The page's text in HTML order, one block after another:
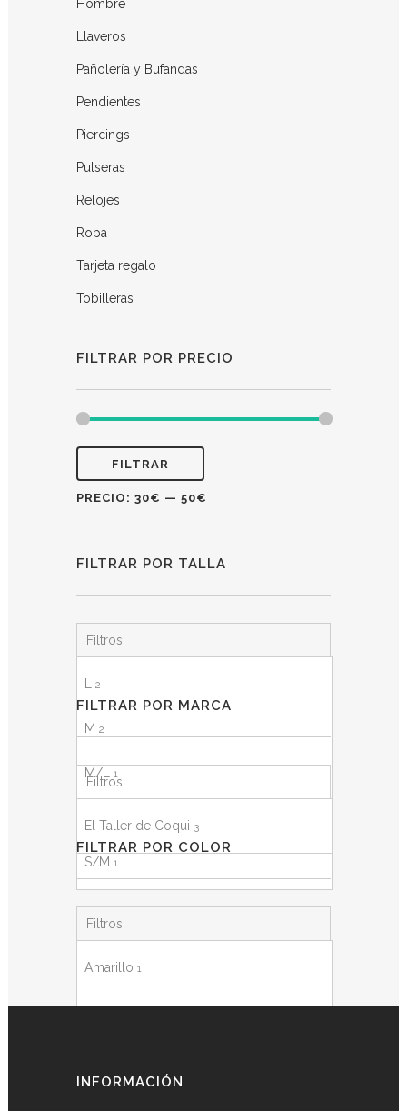
Hombre
Llaveros
Pañolería y Bufandas
Pendientes
Piercings
Pulseras
Relojes
Ropa
Tarjeta regalo
Tobilleras
FILTRAR POR PRECIO
FILTRAR
PRECIO: 30€ — 50€
FILTRAR POR TALLA
Filtros
2
M 2
M/L 1
S 1
S/M 1
FILTRAR POR MARCA
Filtros
El Taller de Coqui 3
FILTRAR POR COLOR
Filtros
Amarillo 1
INFORMACIÓN